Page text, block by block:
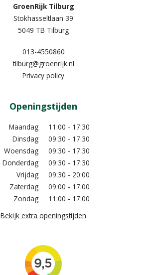
GroenRijk Tilburg
Stokhasseltlaan 39
5049 TB Tilburg
013-4550860
tilburg@groenrijk.nl
Privacy policy
Openingstijden
Maandag
11:00 - 17:30
Dinsdag
09:30 - 17:30
Woensdag
09:30 - 17:30
Donderdag
09:30 - 17:30
Vrijdag
09:30 - 20:00
Zaterdag
09:00 - 17:00
Zondag
11:00 - 17:00
Bekijk extra openingstijden